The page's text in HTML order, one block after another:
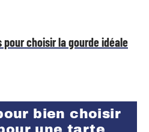
pour choisir la gourde idéale
bien choisir